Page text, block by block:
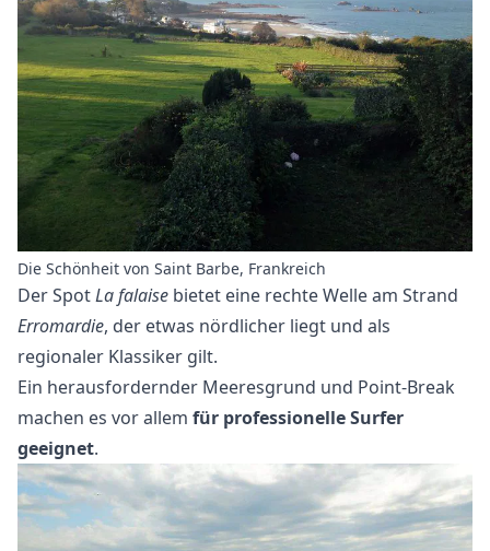
Die Schönheit von Saint Barbe, Frankreich
Der SpotLa falaise bietet eine rechte Welle am Strand
Erromardie, der etwas nördlicher liegt und als
regionaler Klassiker gilt.
Ein herausfordernder Meeresgrund und Point-Break
machen es vor allem für professionelle Surfer
geeignet.